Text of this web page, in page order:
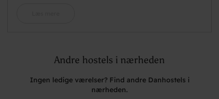
Andre hostels i nærheden
Ingen ledige værelser? Find andre Danhostels i
nærheden.